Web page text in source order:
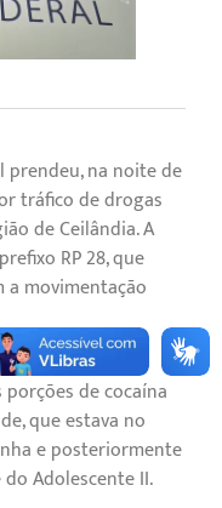
na noite de
tráfico de drogas
de Ceilândia. A
RP 28, que
movimentação
a posse de
de cocaína
que estava no
e posteriormente
Adolescente II.